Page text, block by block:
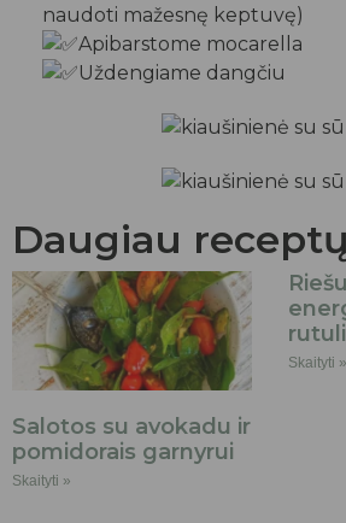
naudoti mažesnę keptuvę)
Apibarstome mocarella
Uždengiame dangčiu
Daugiau receptų
Salotos su avokadu ir
pomidorais garnyrui
Skaityti »
Skaityti »